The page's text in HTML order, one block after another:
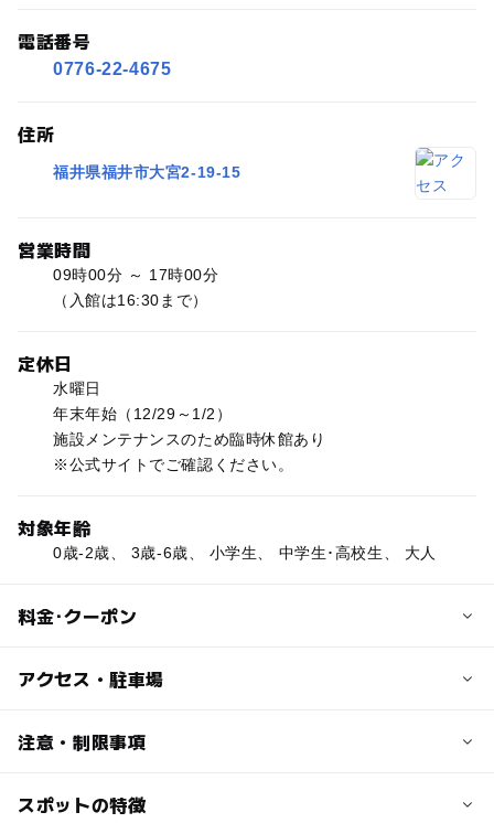
電話番号
0776-22-4675
住所
福井県福井市大宮2-19-15
営業時間
09時00分 ～ 17時00分
（入館は16:30まで）
定休日
水曜日
年末年始（12/29～1/2）
施設メンテナンスのため臨時休館あり
※公式サイトでご確認ください。
対象年齢
0歳-2歳、 3歳-6歳、 小学生、 中学生･高校生、 大人
料金･クーポン
子供の料金
特別展は別途
アクセス・駐車場
交通アクセス
注意・制限事項
※掲載情報は福井県のオープンデータを活用しています。
スポットの特徴